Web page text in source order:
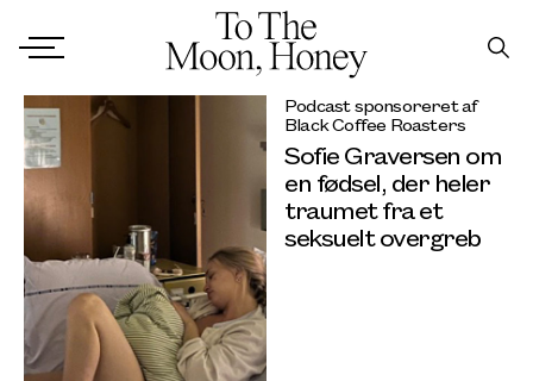
Podcast sponsoreret af
Black Coffee Roasters
Sofie Graversen om
en fødsel, der heler
traumet fra et
seksuelt overgreb